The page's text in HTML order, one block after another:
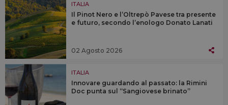
ITALIA
Il Pinot Nero e l’Oltrepò Pavese tra presente
e futuro, secondo l’enologo Donato Lanati
02 Agosto 2026
ITALIA
Innovare guardando al passato: la Rimini
Doc punta sul “Sangiovese brinato”